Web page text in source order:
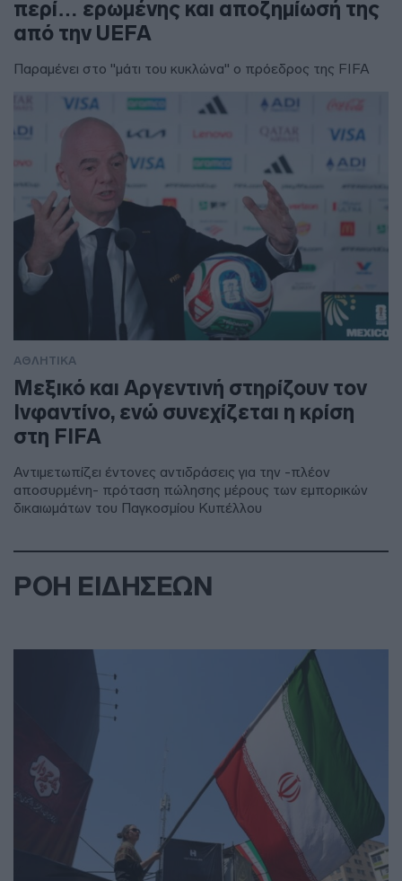
περί… ερωμένης και αποζημίωσή της
από την UEFA
Παραμένει στο "μάτι του κυκλώνα" ο πρόεδρος της FIFA
ΑΘΛΗΤΙΚΑ
Μεξικό και Αργεντινή στηρίζουν τον
Ινφαντίνο, ενώ συνεχίζεται η κρίση
στη FIFA
Αντιμετωπίζει έντονες αντιδράσεις για την -πλέον
αποσυρμένη- πρόταση πώλησης μέρους των εμπορικών
δικαιωμάτων του Παγκοσμίου Κυπέλλου
ΡΟΗ ΕΙΔΗΣΕΩΝ